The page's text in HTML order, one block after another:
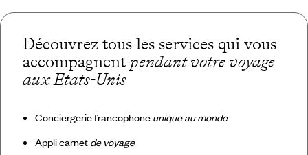
Découvrez tous les services qui vous
accompagnent pendant votre voyage
aux Etats-Unis
Conciergerie francophone unique au monde
Appli carnet de voyage